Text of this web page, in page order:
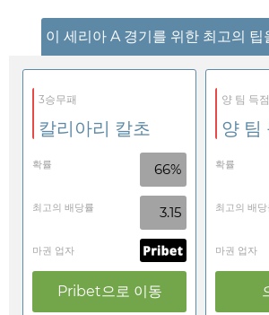
이 세리아 A 경기를 위한 최고의 팁
3승무패
칼리아리 칼초
확률 66%
최고의 배당률 3.15
마권 업자
Pribet으로 이동
양 팀 득
양 팀
확률
최고의 배당
마권 업자